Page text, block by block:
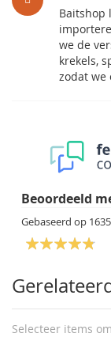
Baitshop
we de
krekels,
zodat we
Beoordeeld
Gebaseerd op 1635
Selecteer items